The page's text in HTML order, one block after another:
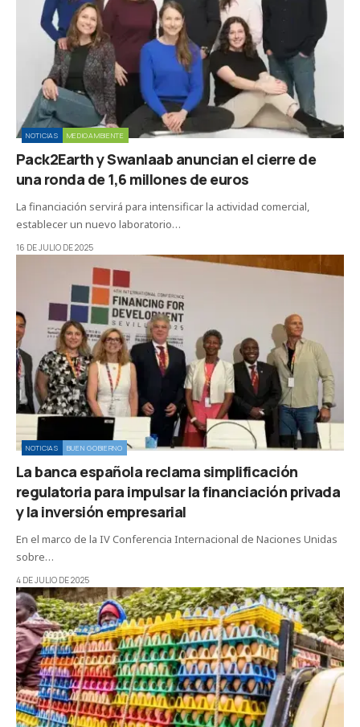
NOTICIAS MEDIOAMBIENTE
Pack2Earth y Swanlaab anuncian el cierre de
una ronda de 1,6 millones de euros
La financiación servirá para intensificar la actividad comercial,
establecer un nuevo laboratorio…
16 DE JULIO DE 2025
NOTICIAS BUEN GOBIERNO
La banca española reclama simplificación
regulatoria para impulsar la financiación privada
y la inversión empresarial
En el marco de la IV Conferencia Internacional de Naciones Unidas
sobre…
4 DE JULIO DE 2025